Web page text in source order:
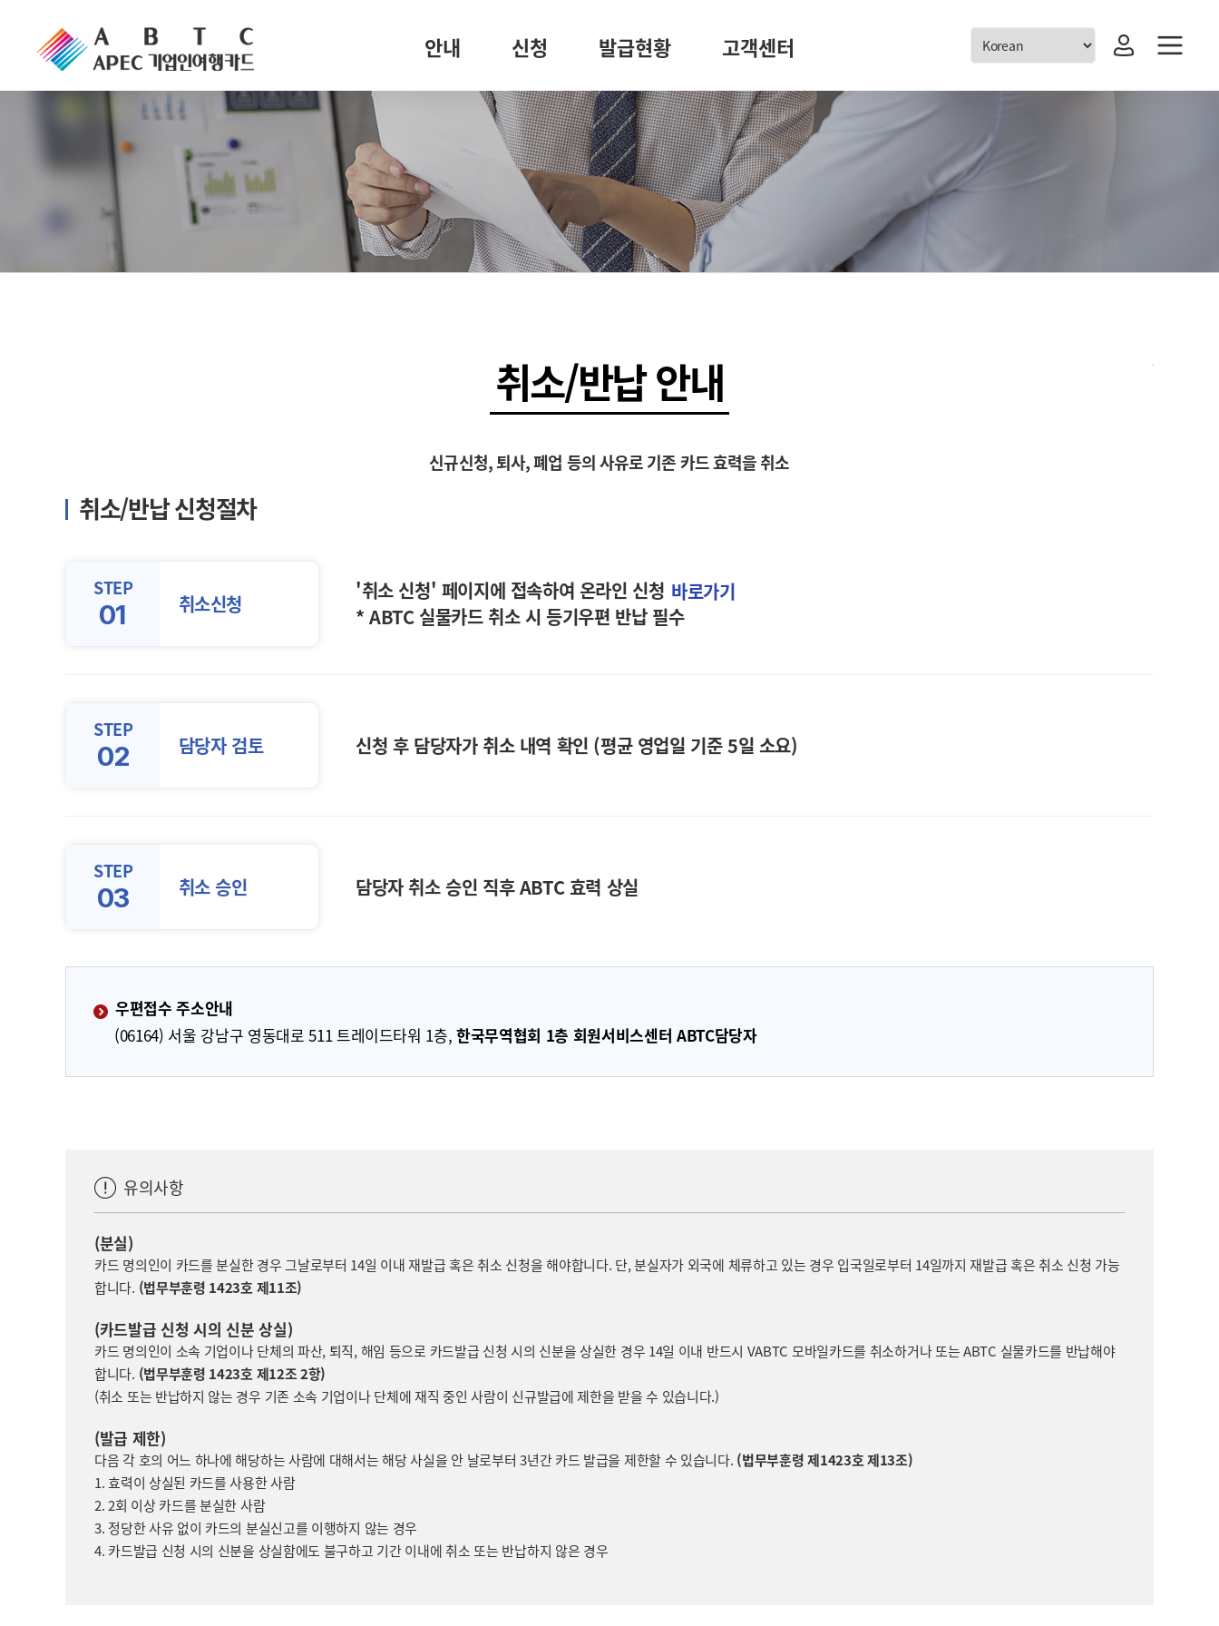
안내 신청 발급현황 고객센터
취소/반납 안내
신규신청, 퇴사, 폐업 등의 사유로 기존 카드 효력을 취소
취소/반납 신청절차
STEP
01 취소신청 '취소 신청' 페이지에 접속하여 온라인 신청 바로가기
* ABTC 실물카드 취소 시 등기우편 반납 필수
STEP
02 담당자 검토 신청 후 담당자가 취소 내역 확인 (평균 영업일 기준 5일 소요)
STEP
03 취소 승인 담당자 취소 승인 직후 ABTC 효력 상실
우편접수 주소안내
(06164) 서울 강남구 영동대로 511 트레이드타워 1층,한국무역협회 1층 회원서비스센터 ABTC담당자
유의사항
(분실)
카드 명의인이 카드를 분실한 경우 그날로부터 14일 이내 재발급 혹은 취소 신청을 해야합니다. 단, 분실자가 외국에 체류하고 있는 경우 입국일로부터 14일까지 재발급 혹은 취소 신청 가능
합니다. (법무부훈령 1423호 제11조)
(카드발급 신청 시의 신분 상실)
카드 명의인이 소속 기업이나 단체의 파산, 퇴직, 해임 등으로 카드발급 신청 시의 신분을 상실한 경우 14일 이내 반드시 VABTC 모바일카드를 취소하거나 또는 ABTC 실물카드를 반납해야
합니다. (법무부훈령 1423호 제12조 2항)
(취소 또는 반납하지 않는 경우 기존 소속 기업이나 단체에 재직 중인 사람이 신규발급에 제한을 받을 수 있습니다.)
(발급 제한)
다음 각 호의 어느 하나에 해당하는 사람에 대해서는 해당 사실을 안 날로부터 3년간 카드 발급을 제한할 수 있습니다. (법무부훈령 제1423호 제13조)
1. 효력이 상실된 카드를 사용한 사람
2. 2회 이상 카드를 분실한 사람
3. 정당한 사유 없이 카드의 분실신고를 이행하지 않는 경우
4. 카드발급 신청 시의 신분을 상실함에도 불구하고 기간 이내에 취소 또는 반납하지 않은 경우